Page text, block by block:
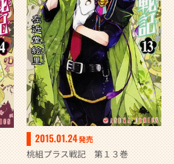
2015.01.24発売
桃組プラス戦記 第１３巻